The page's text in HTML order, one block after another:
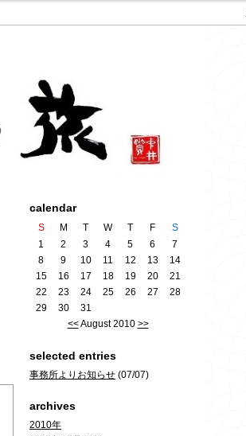
calendar
S M T W T F
S
1
2 3 4 5 6
7
8
9 10 11 12 13
14
15
16 17 18 19 20
21
22
23 24 25 26 27
28
29
30
31
<<August 2010 >>
selected entries
事務所よりお知らせ (07/07)
archives
2010年